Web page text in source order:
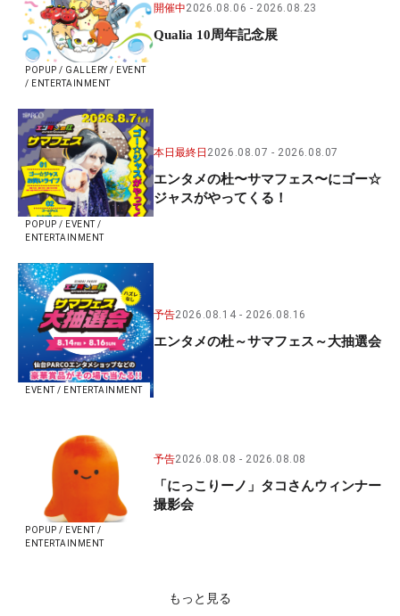
POPUP / GALLERY / EVENT
/ ENTERTAINMENT
開催中2026.08.06 2026.08.23
Qualia 10周年記念展
POPUP / EVENT /
ENTERTAINMENT
本日最終日 2026.08.07 2026.08.07
エンタメの杜〜サマフェス〜にゴー☆
ジャスがやってくる！
EVENT / ENTERTAINMENT
予告2026.08.14 2026.08.16
エンタメの杜～サマフェス～大抽選会
POPUP / EVENT /
ENTERTAINMENT
予告2026.08.08 2026.08.08
「にっこりーノ」タコさんウィンナー
撮影会
もっと見る